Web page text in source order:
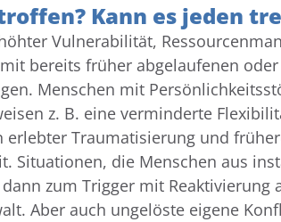
Kann es jeden
Vulnerabilität,
bereits früher abgelaufenen
Menschen mit
z. B. eine verminderte
Traumatisierung und
Situationen, die Menschen aus
zum Trigger mit
Aber auch ungelöste eigene